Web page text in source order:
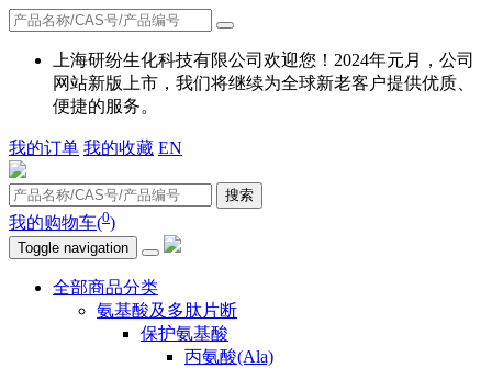
上海研纷生化科技有限公司欢迎您！2024年元月，公司
网站新版上市，我们将继续为全球新老客户提供优质、
便捷的服务。
我的订单 我的收藏 EN
搜索
我的购物车(0)
Toggle navigation
全部商品分类
氨基酸及多肽片断
保护氨基酸
丙氨酸(Ala)